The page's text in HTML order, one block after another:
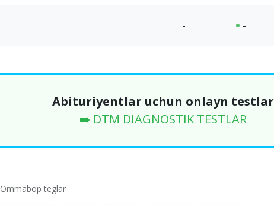
- -
Abituriyentlar uchun onlayn testlar
➡️ DTM DIAGNOSTIK TESTLAR
Ommabop teglar